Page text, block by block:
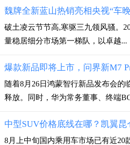
魏牌全新蓝山热销亮相央视“车
破土凌云节节高,寒驱三九领风骚。
量稳居细分市场第一梯队，以卓越...
爆款新品即将上市，问界新M7
随着8月26日鸿蒙智行新品发布会
释放。同时，华为常务董事、终端
中型SUV价格底线在哪？凯翼
8月上中旬国内乘用车市场已有近